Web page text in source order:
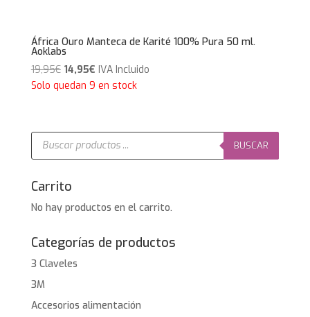
África Ouro Manteca de Karité 100% Pura 50 ml.
Aoklabs
19,95€ El
precio
19,95€.
14,95€El
precio
14,95€.
IVA Incluido
Solo quedan 9 en stock
Búsqueda
productos
BUSCAR
Carrito
No hay productos en el carrito.
Categorías de productos
3 Claveles
3M
Accesorios alimentación